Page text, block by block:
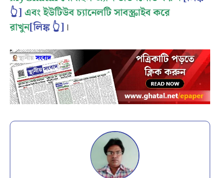
👆]এবং ইউটিউব চ্যানেলটি সাবস্ক্রাইব করে
রাখুন[লিঙ্ক 👆] ।